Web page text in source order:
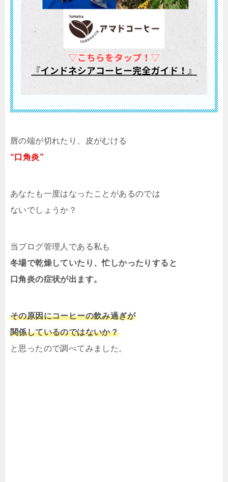
唇の端が切れたり、皮がむける
“口角炎”
あなたも一度はなったことがあるのでは
ないでしょうか？
当ブログ管理人である私も
冬場で乾燥していたり、忙しかったりすると
口角炎の症状が出ます。
その原因にコーヒーの飲み過ぎが
関係しているのではないか？
と思ったので調べてみました。